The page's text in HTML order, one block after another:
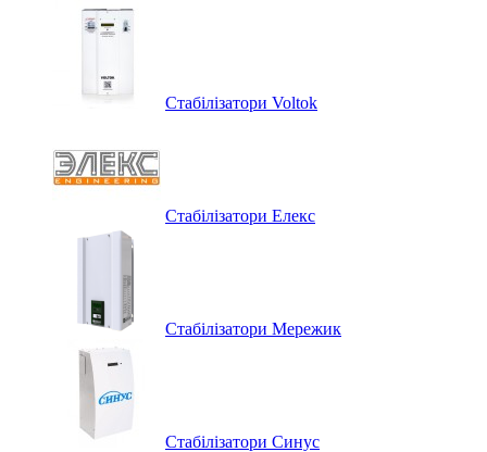
Стабілізатори Voltok
Стабілізатори Елекс
Стабілізатори Мережик
Стабілізатори Синус